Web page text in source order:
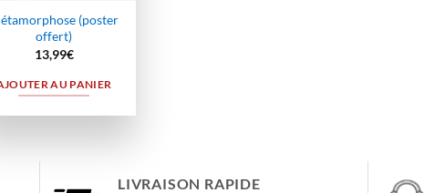
(poster
offert)
13,99€
AU PANIER
LIVRAISON RAPIDE